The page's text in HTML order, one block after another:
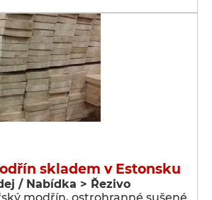
skladem v Estonsku
/ Nabídka > Řezivo